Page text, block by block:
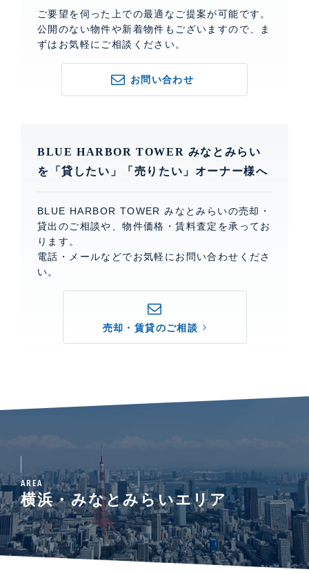
ご要望を伺った上での最適なご提案が可能です。
公開のない物件や新着物件もございますので、ま
ずはお気軽にご相談ください。
お問い合わせ
BLUE HARBOR TOWER みなとみらい
を「貸したい」「売りたい」オーナー様へ
BLUE HARBOR TOWER みなとみらいの売却・
貸出のご相談や、物件価格・賃料査定を承ってお
ります。
電話・メールなどでお気軽にお問い合わせくださ
い。
売却・賃貸のご相談
AREA
横浜・みなとみらいエリア